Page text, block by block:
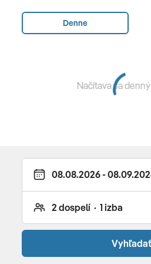
•Ocean Jacuzzi Water Villa
dospelé osoby, vodná vila nad
Stravovanie
reštauráciách • malé
importované alkoholické nápoje
nápoje • káva a čaj • koktaily vo
welcome drink • Wi-Fi zdarma •
(limitovaný)
Denne
Načítava sa
Vyhľadať